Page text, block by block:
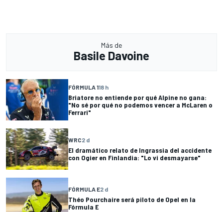
Más de
Basile Davoine
FÓRMULA 118 h
Briatore no entiende por qué Alpine no gana:
"No sé por qué no podemos vencer a McLaren o
Ferrari"
WRC2 d
El dramático relato de Ingrassia del accidente
con Ogier en Finlandia: "Lo vi desmayarse"
FÓRMULA E2 d
Théo Pourchaire será piloto de Opel en la
Fórmula E